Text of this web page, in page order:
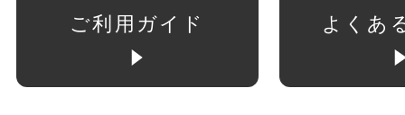
ご利用ガイド よくあ